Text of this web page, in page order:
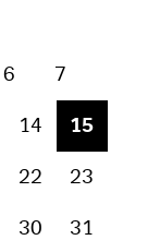
6 7
14 15
22 23
30 31